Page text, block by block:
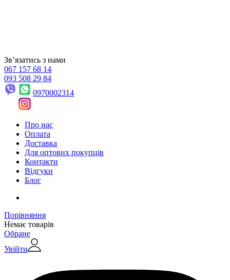
Звʼязатись з нами
067 157 68 14
093 508 29 84
0970002314
Про нас
Оплата
Доставка
Для оптових покупців
Контакти
Відгуки
Блог
Порівняння
Немає товарів
Обране
Увійти